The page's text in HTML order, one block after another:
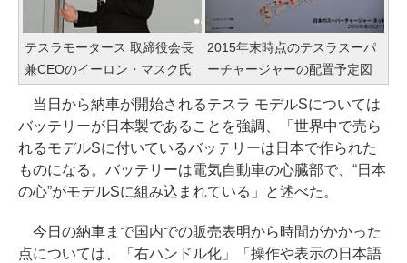
テスラモータース 取締役会長
兼CEOのイーロン・マスク氏
2015年末時点のテスラスーパ
ーチャージャーの配置予定図
当日から納車が開始されるテスラ モデルSについては
バッテリーが日本製であることを強調、「世界中で売ら
れるモデルSに付いているバッテリーは日本で作られた
ものになる。バッテリーは電気自動車の心臓部で、“日本
の心”がモデルSに組み込まれている」と述べた。
今日の納車まで国内での販売表明から時間がかかった
点については、「右ハンドル化」「操作や表示の日本語